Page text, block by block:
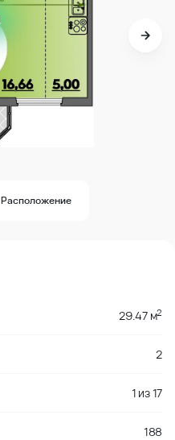
Расположение
29.47 м2
2
1 из17
188